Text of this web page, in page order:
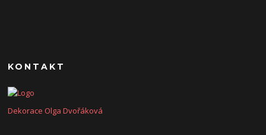
KONTAKT
Dekorace Olga Dvořáková